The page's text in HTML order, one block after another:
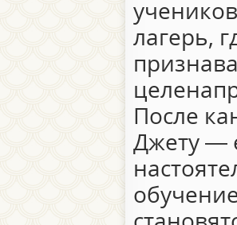
лагерь,
После
Джету —